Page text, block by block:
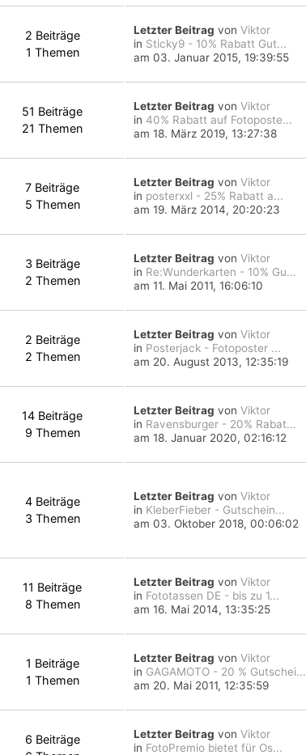
2 Beiträge
1 Themen
Letzter Beitrag von Viktor
in Sticky9 - 10% Rabatt Gut...
am 03. Januar 2015, 19:39:55
51 Beiträge
21 Themen
Letzter Beitrag von Viktor
in 40% Rabatt auf Fotoposte...
am 18. März 2019, 13:27:38
7 Beiträge
5 Themen
Letzter Beitrag von Viktor
in posterxxl - 25% Rabatt a...
am 19. März 2014, 20:20:23
3 Beiträge
2 Themen
Letzter Beitrag von Viktor
in Re:Wunderkarten - 10% Gu...
am 11. Mai 2011, 16:06:10
2 Beiträge
2 Themen
Letzter Beitrag von Viktor
in Posterjack - Fotoposter ...
am 20. August 2013, 12:35:19
14 Beiträge
9 Themen
Letzter Beitrag von Viktor
in Ravensburger - 20% Rabat...
am 18. Januar 2020, 02:16:12
4 Beiträge
3 Themen
Letzter Beitrag von Viktor
in KleberFieber - Gutschein...
am 03. Oktober 2018, 00:06:02
11 Beiträge
8 Themen
Letzter Beitrag von Viktor
in Fototassen DE - bis zu 1...
am 16. Mai 2014, 13:35:25
1 Beiträge
1 Themen
Letzter Beitrag von Viktor
in GAGAMOTO - 20 % Gutschei...
am 20. Mai 2011, 12:35:59
6 Beiträge
Letzter Beitrag von Viktor
in FotoPremio bietet für Os...